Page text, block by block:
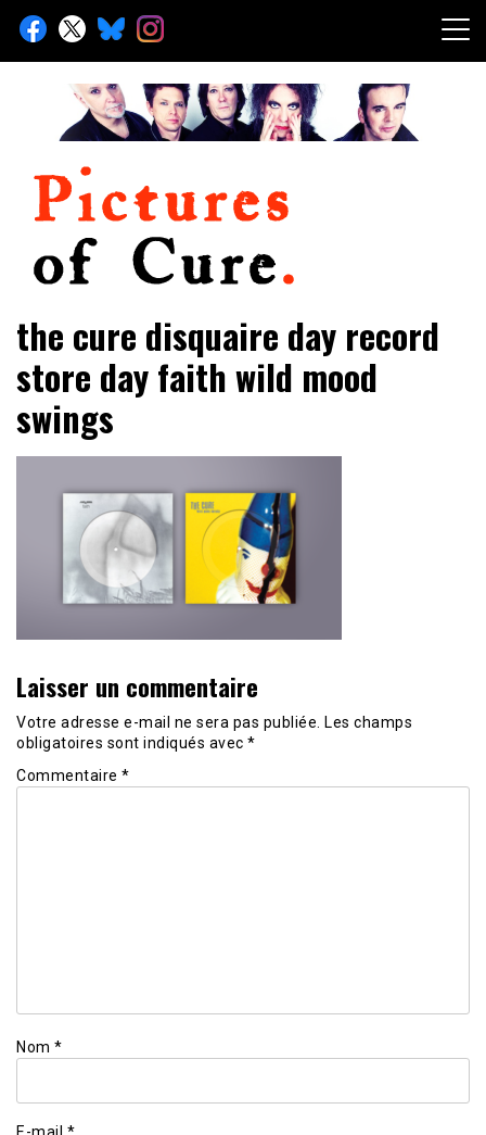
Skip
content
Pictures of Cure
the cure disquaire day record
store day faith wild mood
swings
Laisser un commentaire
Votre adresse e-mail ne sera pas publiée.
Les champs
obligatoires sont indiqués avec *
Commentaire *
Nom *
E-mail *